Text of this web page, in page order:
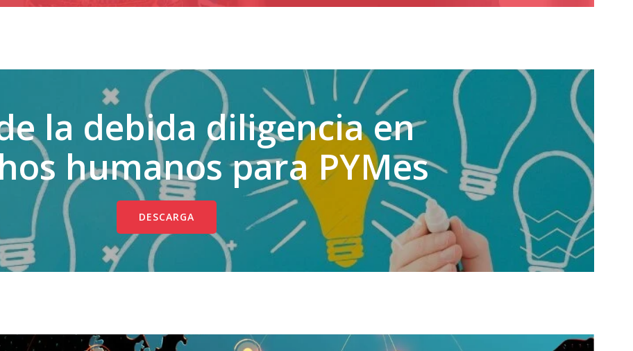
la debida diligencia en
humanos para PYMes
DESCARGA